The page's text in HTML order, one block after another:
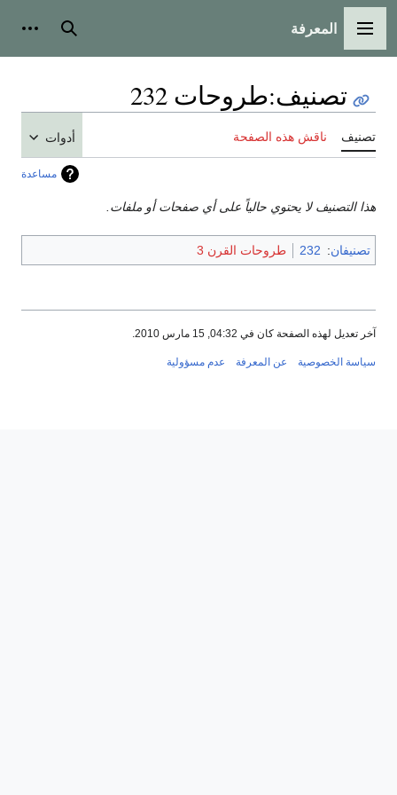
القائمة الرئيسية
المعرفة بحث
تصنيف:طروحات 232
تصنيف ناقش هذه الصفحة أدوات
مساعدة
هذا التصنيف لا يحتوي حالياً على أي صفحات أو ملفات.
تصنيفان:
232 طروحات القرن 3
آخر تعديل لهذه الصفحة كان في 04:32, 15 مارس 2010.
سياسة الخصوصية عن المعرفة عدم مسؤولية